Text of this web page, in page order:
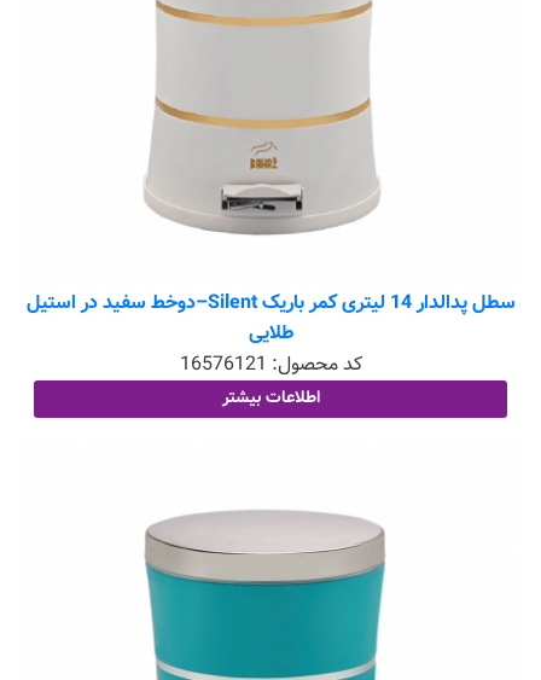
سطل پدالدار 14 لیتری کمر باریک Silent–دوخط سفید در استیل
طلایی
کد محصول: 16576121
اطلاعات بیشتر